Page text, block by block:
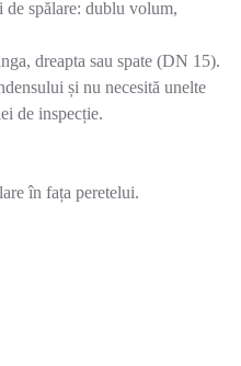
de spălare: dublu volum,
dreapta sau spate (DN 15).
și nu necesită unelte
de inspecție.
în fața peretelui.